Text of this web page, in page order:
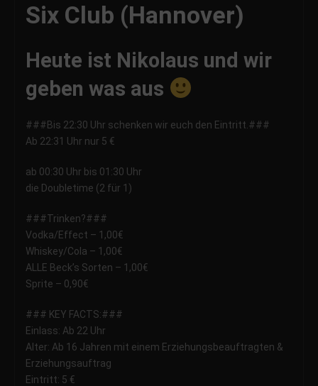
Six Club (Hannover)
Heute ist Nikolaus und wir
geben was aus
###Bis 22:30 Uhr schenken wir euch den Eintritt.###
Ab 22:31 Uhr nur 5 €
ab 00:30 Uhr bis 01:30 Uhr
die Doubletime (2 für 1)
###Trinken?###
Vodka/Effect – 1,00€
Whiskey/Cola – 1,00€
ALLE Beck’s Sorten – 1,00€
Sprite – 0,90€
### KEY FACTS:###
Einlass: Ab 22 Uhr
Alter: Ab 16 Jahren mit einem Erziehungsbeauftragten &
Erziehungsauftrag
Eintritt: 5 €